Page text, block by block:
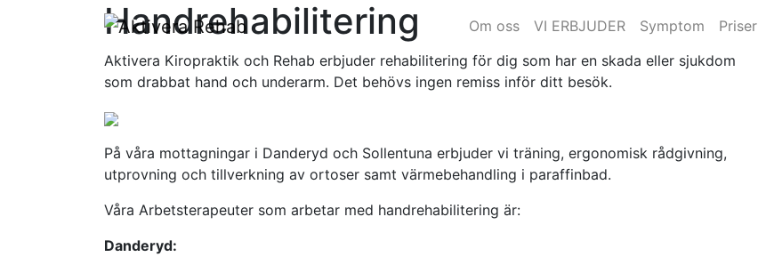
Om oss VI ERBJUDER Symptom Priser
Handrehabilitering
Aktivera Kiropraktik och Rehab erbjuder rehabilitering för dig som har en skada eller sjukdom
som drabbat hand och underarm. Det behövs ingen remiss inför ditt besök.
På våra mottagningar i Danderyd och Sollentuna erbjuder vi träning, ergonomisk rådgivning,
utprovning och tillverkning av ortoser samt värmebehandling i paraffinbad.
Våra Arbetsterapeuter som arbetar med handrehabilitering är:
Danderyd: